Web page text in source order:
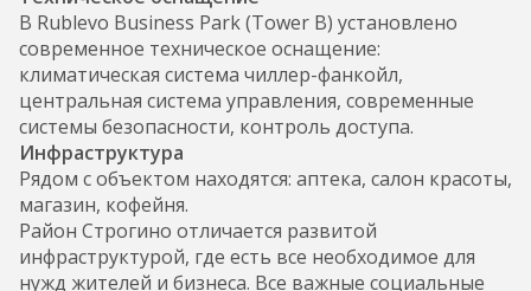
В Rublevo Business Park (Tower B) установлено
современное техническое оснащение:
климатическая система чиллер-фанкойл,
центральная система управления, современные
системы безопасности, контроль доступа.
Инфраструктура
Рядом с объектом находятся: аптека, салон красоты,
магазин, кофейня.
Район Строгино отличается развитой
инфраструктурой, где есть все необходимое для
нужд жителей и бизнеса. Все важные социальные